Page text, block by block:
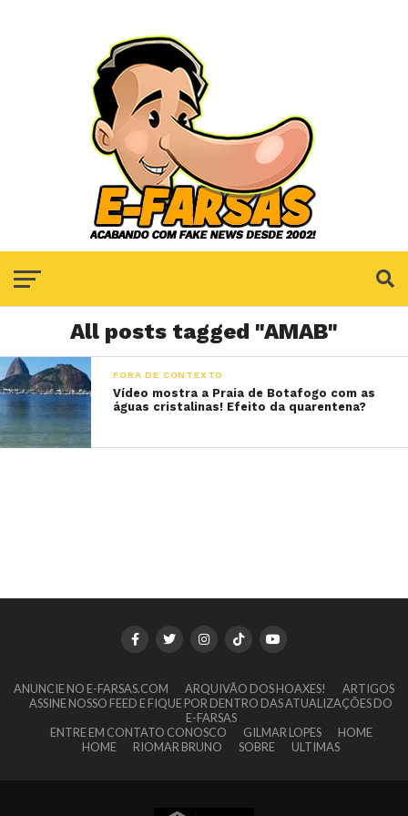
All posts tagged "AMAB"
FORA DE CONTEXTO
Vídeo mostra a Praia de Botafogo com as
águas cristalinas! Efeito da quarentena?
ANUNCIE NO E-FARSAS.COM ARQUIVÃO DOS HOAXES!
ARTIGOS
ASSINE NOSSO FEED E FIQUE POR DENTRO DAS ATUALIZAÇÕES DO
E-FARSAS
ENTRE EM CONTATO CONOSCO
GILMAR LOPES
HOME
HOME
RIOMAR BRUNO SOBRE ULTIMAS